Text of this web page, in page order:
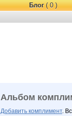
Блог( 0 )
Альбом
Добавить комплимент.